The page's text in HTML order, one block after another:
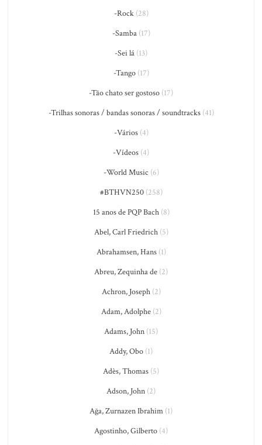
-Rock(28)
-Samba(17)
-Sei lá (13)
-Tango(17)
-Tão chato ser gostoso (17)
-Trilhas sonoras / bandas sonoras / soundtracks(41)
-Vários(4)
-Vídeos (4)
-World Music (6)
#BTHVN250(258)
15 anos de PQP Bach(8)
Abel, Carl Friedrich(5)
Abrahamsen, Hans(1)
Abreu, Zequinha de (2)
Achron, Joseph(2)
Adam, Adolphe(2)
Adams, John (15)
Addy, Obo (1)
Adès, Thomas (5)
Adson, John (2)
Ağa, Zurnazen Ibrahim (1)
Agostinho, Gilberto (4)